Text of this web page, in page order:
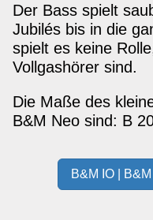
Der Bass spielt
Jubilés bis in die
spielt es keine
Vollgashörer sind.
Die Maße des
B&M Neo sind: B
B&M IO |